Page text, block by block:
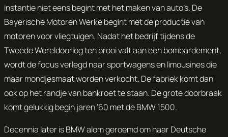
instantie niet eens begint met het maken van auto’s. De
Bayerische Motoren Werkebegint met de productie van
motoren voor vliegtuigen. Nadat het bedrijf tijdens de
Tweede Wereldoorlog ten prooi valt aan een bombardement,
wordt de focus verlegd naar sportwagens en limousines die
maar mondjesmaat worden verkocht. De fabriek komt dan
ook op het randje van bankroet te staan. De grote doorbraak
komt gelukkig begin jaren ’60 met de BMW 1500.
Decennia later is BMW alom geroemd om haarDeutsche